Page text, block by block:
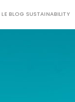
LE BLOG SUSTAINABILITY